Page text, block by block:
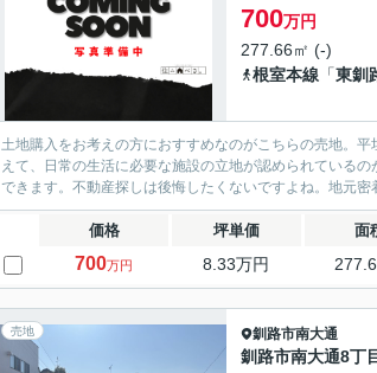
700万円
277.66㎡ (-)
根室本線 「東釧
土地購入をお考えの方におすすめなのがこちらの売地。
えて、日常の生活に必要な施設の立地が認められている
できます。不動産探しは後悔したくないですよね。地元
価格 坪単価 面
700万円 8.33万円
売地 釧路市南大通
釧路市南大通8丁